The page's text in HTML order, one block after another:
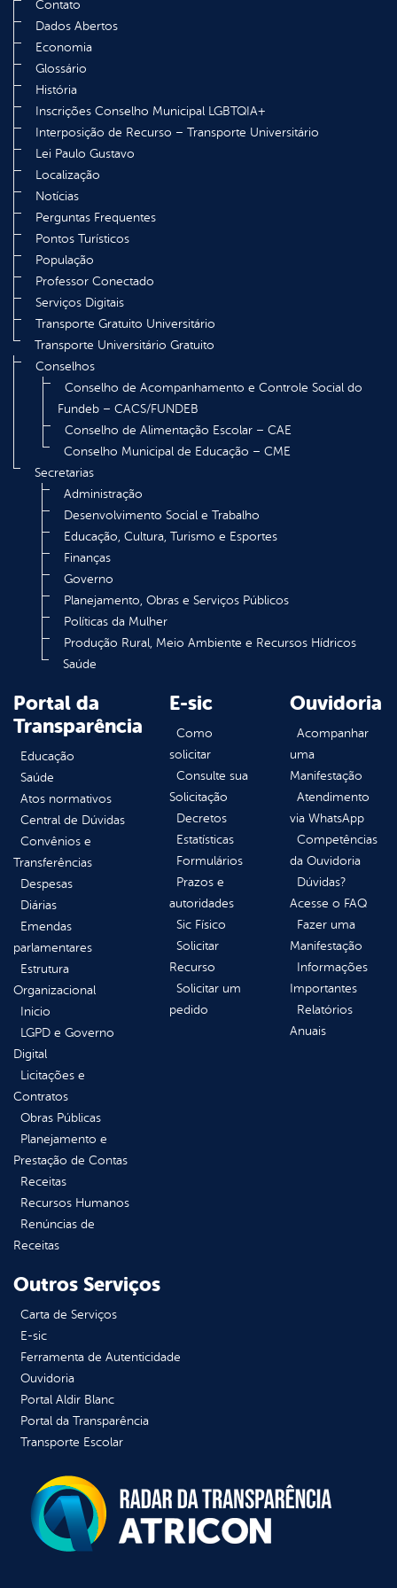
Contato
Dados Abertos
Economia
Glossário
História
Inscrições Conselho Municipal LGBTQIA+
Interposição de Recurso – Transporte Universitário
Lei Paulo Gustavo
Localização
Notícias
Perguntas Frequentes
Pontos Turísticos
População
Professor Conectado
Serviços Digitais
Transporte Gratuito Universitário
Transporte Universitário Gratuito
Conselhos
Conselho de Acompanhamento e Controle Social do
Fundeb – CACS/FUNDEB
Conselho de Alimentação Escolar – CAE
Conselho Municipal de Educação – CME
Secretarias
Administração
Desenvolvimento Social e Trabalho
Educação, Cultura, Turismo e Esportes
Finanças
Governo
Planejamento, Obras e Serviços Públicos
Políticas da Mulher
Produção Rural, Meio Ambiente e Recursos Hídricos
Saúde
Portal da
Transparência
Educação
Saúde
Atos normativos
Central de Dúvidas
Convênios e
Transferências
Despesas
Diárias
Emendas
parlamentares
Estrutura
Organizacional
Inicio
LGPD e Governo
Digital
Licitações e
Contratos
Obras Públicas
Planejamento e
Prestação de Contas
Receitas
Recursos Humanos
Renúncias de
Receitas
E-sic
Como
solicitar
Consulte sua
Solicitação
Decretos
Estatísticas
Formulários
Prazos e
autoridades
Sic Físico
Solicitar
Recurso
Solicitar um
pedido
Ouvidoria
Acompanhar
uma
Manifestação
Atendimento
via WhatsApp
Competências
da Ouvidoria
Dúvidas?
Acesse o FAQ
Fazer uma
Manifestação
Informações
Importantes
Relatórios
Anuais
Outros Serviços
Carta de Serviços
E-sic
Ferramenta de Autenticidade
Ouvidoria
Portal Aldir Blanc
Portal da Transparência
Transporte Escolar